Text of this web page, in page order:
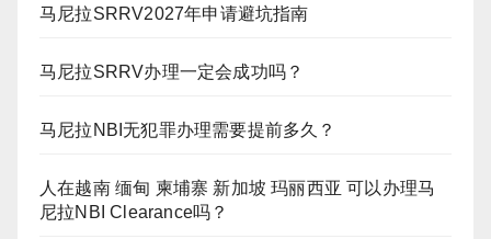
马尼拉SRRV2027年申请避坑指南
马尼拉SRRV办理一定会成功吗？
马尼拉NBI无犯罪办理需要提前多久？
人在越南 缅甸 柬埔寨 新加坡 玛丽西亚 可以办理马
尼拉NBI Clearance吗？